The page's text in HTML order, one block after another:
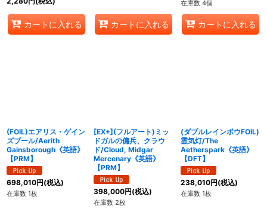
カートに入れる カートに入れる
在庫数 4個
カートに入れる
(FOIL)エアリス・ゲイン
ズブール/Aerith
Gainsborough《英語》
【PRM】
698,010円(税込)
在庫数 1枚
[EX+](フルアート)ミッ
ドガルの傭兵、クラウ
ド/Cloud, Midgar
Mercenary《英語》
【PRM】
398,000円(税込)
在庫数 2枚
(ダブルレインボウFOIL)
霊気灯/The
Aetherspark《英語》
【DFT】
238,010円(税込)
在庫数 1枚